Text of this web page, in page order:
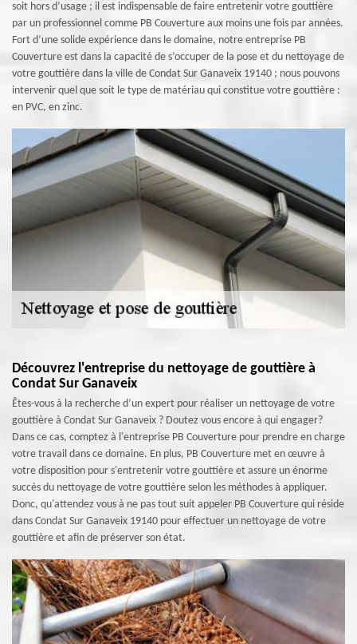
soit hors d’usage ; il est indispensable de faire entretenir votre gouttière
par un professionnel comme PB Couverture aux moins une fois par années.
Fort d’une solide expérience dans le domaine, notre entreprise PB
Couverture est dans la capacité de s’occuper de la pose et du nettoyage de
votre gouttière dans la ville de Condat Sur Ganaveix 19140 ; nous pouvons
intervenir quel que soit le type de matériau qui constitue votre gouttière :
en PVC, en zinc.
Découvrez l'entreprise du nettoyage de gouttière à
Condat Sur Ganaveix
Êtes-vous à la recherche d’un expert pour réaliser un nettoyage de votre
gouttière à Condat Sur Ganaveix ? Doutez vous encore à qui engager?
Dans ce cas, comptez à l'entreprise PB Couverture pour prendre en charge
votre travail dans ce domaine. En plus, PB Couverture met en œuvre à
votre disposition pour s'entretenir votre gouttière et assure un énorme
succès du nettoyage de votre gouttière selon les méthodes à appliquer.
Donc, qu'attendez vous à ne pas tout suit appeler PB Couverture qui réside
dans Condat Sur Ganaveix 19140 pour effectuer un nettoyage de votre
gouttière et afin de préserver son état.